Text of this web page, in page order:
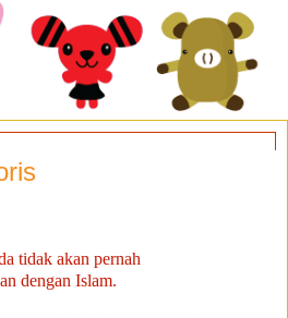
tidak akan pernah
dengan Islam.